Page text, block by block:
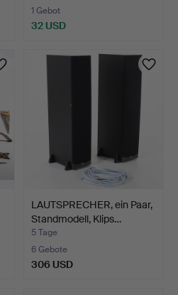
1 Gebot
32 USD
LAUTSPRECHER, ein Paar,
Standmodell, Klips…
5 Tage
6 Gebote
306 USD